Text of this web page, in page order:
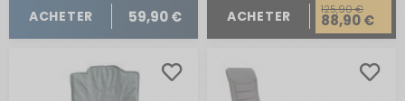
ACHETER 59,90 € ACHETER 125,90 €
88,90 €